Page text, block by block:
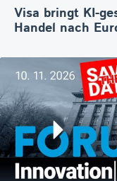
Visa bringt KI-
Handel nach